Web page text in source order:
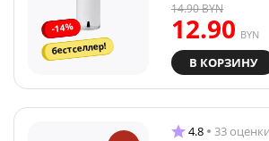
-14%
бестселлер!
12.90 BYN
14.90BYN
В КОРЗИНУ
4.8 33 оценки